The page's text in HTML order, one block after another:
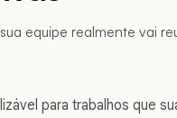
equipe realmente vai
para trabalhos que